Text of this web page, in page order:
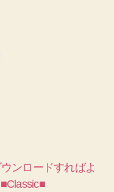
ンロードすればよ